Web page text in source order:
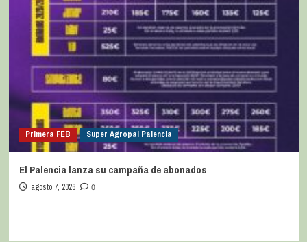
Primera FEB Super Agropal Palencia
El Palencia lanza su campaña de abonados
agosto 7, 2026 0